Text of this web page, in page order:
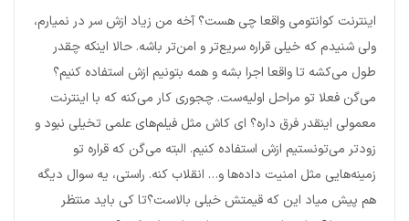
اینترنت کوانتومی واقعا چی هست؟ آخه من زیاد ازش سر در نمیارم،
ولی شنیدم که خیلی قراره سریع‌تر و امن‌تر باشه. حالا اینکه چقدر
طول می‌کشه تا واقعا اجرا بشه و همه بتونیم ازش استفاده کنیم؟
می‌گن فعلا تو مراحل اولیه‌ست. چجوری کار می‌کنه که با اینترنت
معمولی اینقدر فرق داره؟ ای کاش مثل فیلم‌های علمی تخیلی نبود و
زودتر می‌تونستیم ازش استفاده کنیم. البته می‌گن که قراره تو
زمینه‌هایی مثل امنیت داده‌ها و… انقلاب کنه. راستی، یه سوال دیگه
هم پیش میاد این که قیمتش خیلی بالاست؟تا کی باید منتظر